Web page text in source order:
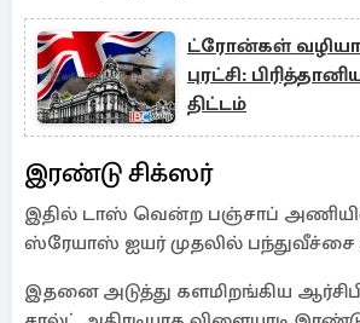
ட்ரோன்கள் வழியாக
புரட்சி:
திட்டம்
இரண்டு சிக்ஸர்
இதில் டாஸ் வென்ற பஞ்சாப்
ஸ்ரேயாஸ் ஐயர் முதலில் பந்துவீச்சை
இதனை அடுத்து களமிறங்கிய